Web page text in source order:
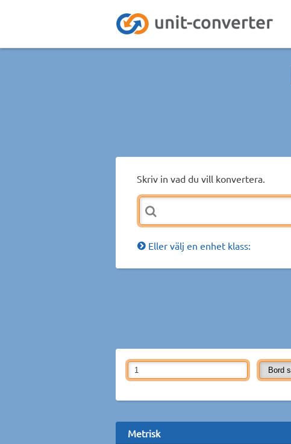
Skriv in vad du vill konvertera.
Eller välj en enhet klass:
Metrisk